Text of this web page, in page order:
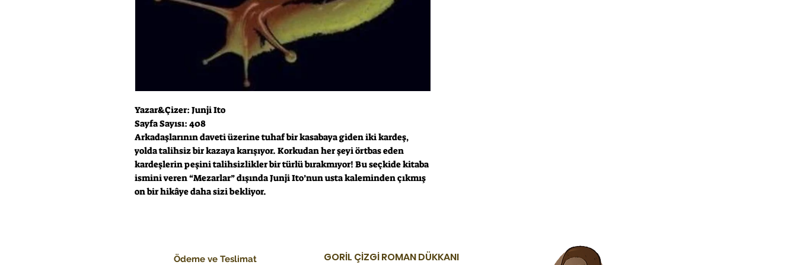
Yazar&Çizer: Junji Ito
Sayfa Sayısı: 408
Arkadaşlarının daveti üzerine tuhaf bir kasabaya giden iki kardeş,
yolda talihsiz bir kazaya karışıyor. Korkudan her şeyi örtbas eden
kardeşlerin peşini talihsizlikler bir türlü bırakmıyor! Bu seçkide kitaba
ismini veren “Mezarlar” dışında Junji Ito’nun usta kaleminden çıkmış
on bir hikâye daha sizi bekliyor.
Ödeme ve Teslimat GORİL ÇİZGİ ROMAN DÜKKANI